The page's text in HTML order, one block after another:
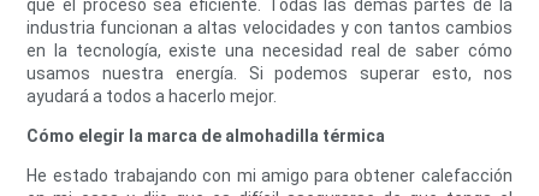
que el proceso sea eficiente. Todas las demás partes de la
industria funcionan a altas velocidades y con tantos cambios
en la tecnología, existe una necesidad real de saber cómo
usamos nuestra energía. Si podemos superar esto, nos
ayudará a todos a hacerlo mejor.
Cómo elegir la marca de almohadilla térmica
He estado trabajando con mi amigo para obtener calefacción